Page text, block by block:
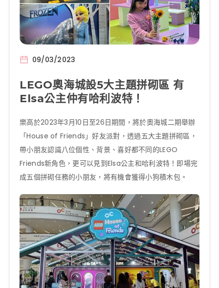
09/03/2023
LEGO奧海城設5大主題拼砌區 有
Elsa公主仲有哈利波特！
樂高於2023年3月10日至26日期間，將於奧海城二期舉辦
「House of Friends」好友派對，透過五大主題拼砌區，
帶小朋友認識八位個性、背景、喜好都不同的LEGO
Friends新角色，更可以見到Elsa公主和哈利波特！即場完
成五個拼砌任務的小朋友，將有機會獲得小狗積木包。